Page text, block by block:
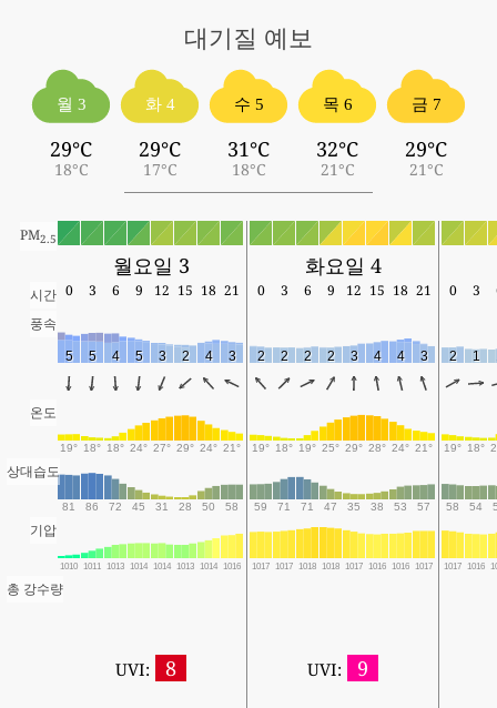
대기질 예보
월 3
29°C
18°C
화 4
29°C
17°C
수 5
31°C
18°C
목 6
32°C
21°C
금 7
29°C
21°C
PM2.5
월요일 3 화요일 4
시간 0 3 6 9 12 15 18 21 0 3 6 9 12 15 18 21 0 3
풍속
5 5 4 5 3 2 4 3 2 2 2 2 3 4 4 3 2 1
온도
19° 18° 18° 24° 27° 29° 24° 21° 19° 18° 19° 25° 29° 28° 24° 21° 19° 18°
상대습도
81 86 72 45 31 28 50 58 59 71 71 47 35 38 53 57 58 54
기압
1010 1011 1013 1014 1014 1013 1014 1016 1017 1017 1018 1018 1017 1016 1016 1017 1017 1016
총 강수량
UVI: 8 UVI: 9